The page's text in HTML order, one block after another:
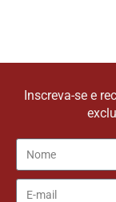
Inscreva-se e